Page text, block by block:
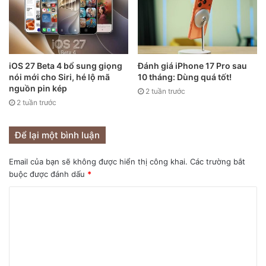
sẽ chỉ phải chi tiêu ít hơn, đồng thời đảm bảo dữ liệu không
bị mất nếu như iPhone bị mất hoặc hư hỏng.
iOS 27 Beta 4 bổ sung giọng
nói mới cho Siri, hé lộ mã
nguồn pin kép
2 tuần trước
Đánh giá iPhone 17 Pro sau
10 tháng: Dùng quá tốt!
2 tuần trước
Để lại một bình luận
Email của bạn sẽ không được hiển thị công khai. Các trường bắt
buộc được đánh dấu *